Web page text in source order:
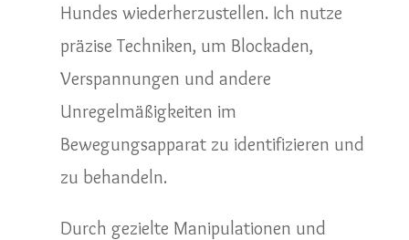
Hundes wiederherzustellen. Ich nutze
präzise Techniken, um Blockaden,
Verspannungen und andere
Unregelmäßigkeiten im
Bewegungsapparat zu identifizieren und
zu behandeln.
Durch gezielte Manipulationen und